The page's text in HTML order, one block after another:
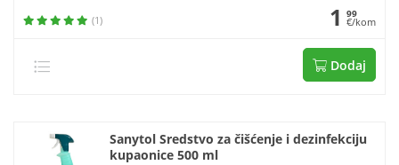
(1) 1 99
€/kom
Dodaj
Sanytol Sredstvo za čišćenje i dezinfekciju
kupaonice 500 ml